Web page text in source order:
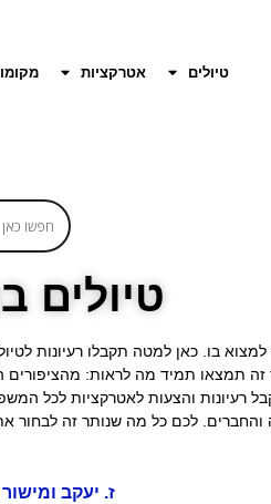
טיולים אטרקציות
טיולים
בו. כאן למטה תקבלו רעיונות
זה תמצאו תמיד מה לראות:
רעיונות והצעות לאטרקציות לכל
לכם כל מה שנותר זה לבחור
ז. יעקב